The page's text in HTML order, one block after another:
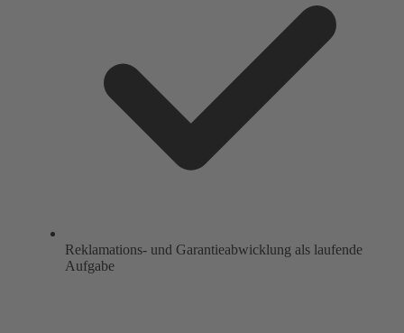
Reklamations- und Garantieabwicklung als laufende
Aufgabe